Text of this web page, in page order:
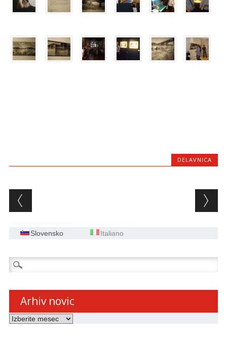
DELAVNICA
Post navigation
Slovensko Italiano
Išči:
Arhiv novic
Arhiv